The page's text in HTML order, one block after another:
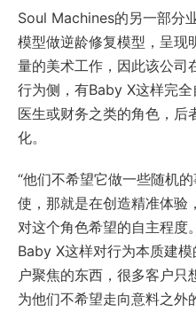
Soul Machines的另一部分
模型做逆龄修复模型，呈现
量的美术工作，因此该公司
行为侧，有Baby X这样完
医生或财务之类的角色，后
化。
“他们不希望它做一些随机
使，那就是在创造精准体验
对这个角色希望的自主程度
Baby X这样对行为本质建
户聚焦的东西，很多客户只
为他们不希望走向意料之外